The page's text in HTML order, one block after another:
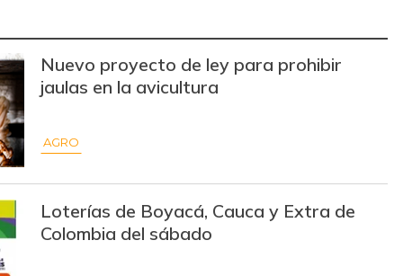
$ 35.000,00 -
$ 1.597,00
$ 26.000,00
Nuevo proyecto de ley para prohibir
jaulas en la avicultura
AGRO
Loterías de Boyacá, Cauca y Extra de
Colombia del sábado